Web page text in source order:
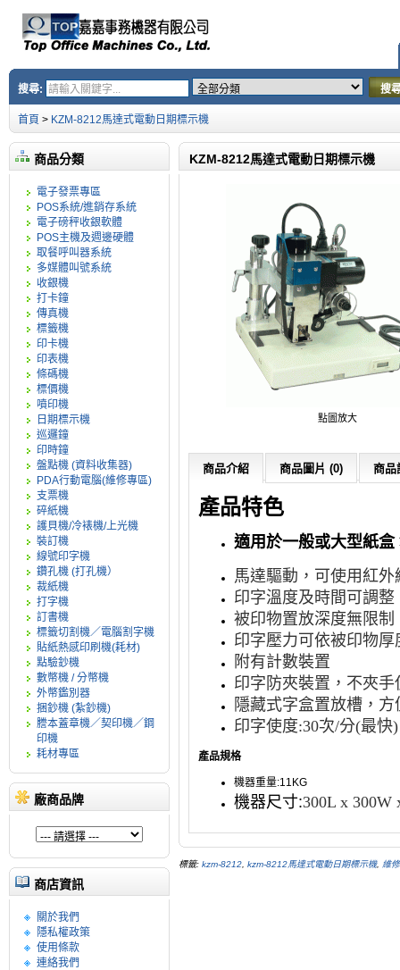
搜尋: 搜
首頁 > KZM-8212馬達式電動日期標示機
商品分類
電子發票專區
POS系統/進銷存系統
電子磅秤收銀軟體
POS主機及週邊硬體
取餐呼叫器系統
多媒體叫號系統
收銀機
打卡鐘
傳真機
標籤機
印卡機
印表機
條碼機
標價機
噴印機
日期標示機
巡邏鐘
印時鐘
盤點機 (資料收集器)
PDA行動電腦(維修專區)
支票機
碎紙機
護貝機/冷裱機/上光機
裝訂機
線號印字機
鑽孔機 (打孔機）
裁紙機
打字機
訂書機
標籤切割機／電腦割字機
貼紙熱感印刷機(耗材)
點驗鈔機
數幣機 / 分幣機
外幣鑑別器
捆鈔機 (紮鈔機)
謄本蓋章機／契印機／鋼
印機
耗材專區
廠商品牌
商店資訊
關於我們
隱私權政策
使用條款
連絡我們
KZM-8212馬達式電動日期標示機
點圖放大
商品介紹 商品圖片 (0) 商品
產品特色
適用於一般或大型紙
馬達驅動，可使用紅
印字溫度及時間可調整
被印物置放深度無限制
印字壓力可依被印物
附有計數裝置
印字防夾裝置，不夾
隱藏式字盒置放槽，
印字使度:30次/分(最快
產品規格
機器重量:11KG
機器尺寸:300L x 300W
標籤: kzm-8212 kzm-8212馬達式電動日期標示機, 維